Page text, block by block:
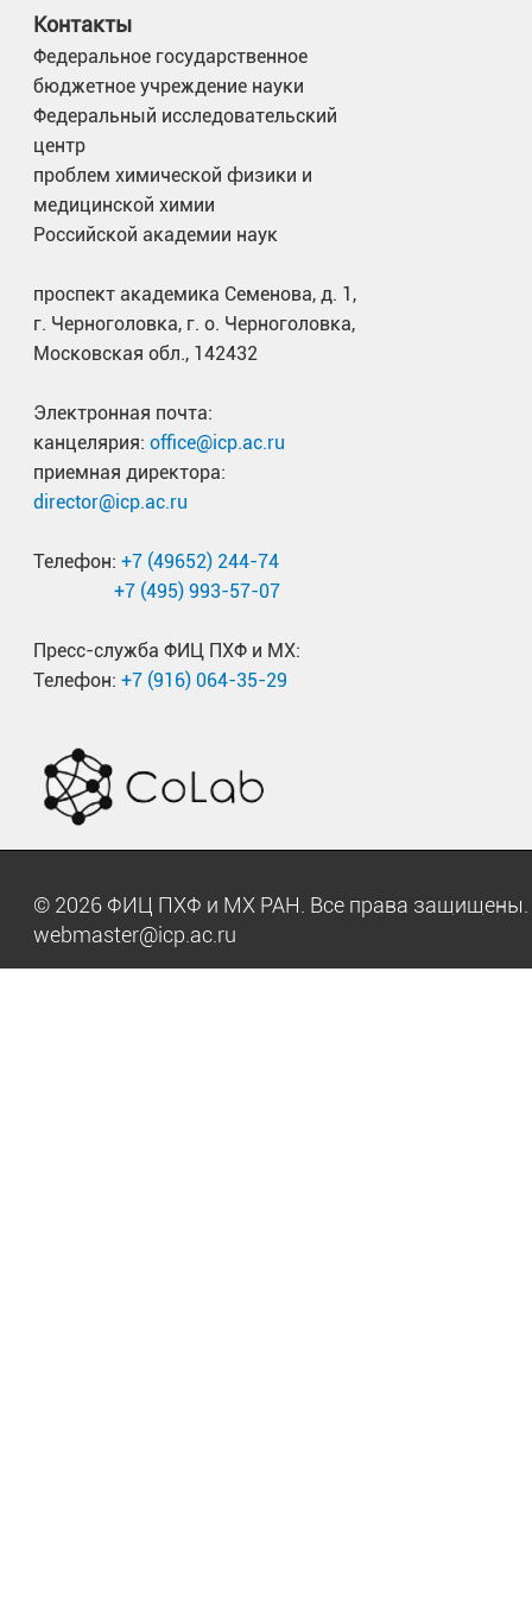
Контакты
Федеральное государственное
бюджетное учреждение науки
Федеральный исследовательский
центр
проблем химической физики и
медицинской химии
Российской академии наук
проспект академика Семенова, д. 1,
г. Черноголовка, г. о. Черноголовка,
Московская обл., 142432
Электронная почта:
канцелярия: office@icp.ac.ru
приемная директора:
director@icp.ac.ru
Телефон: +7 (49652) 244-74
+7 (495) 993-57-07
Пресс-служба ФИЦ ПХФ и МХ:
Телефон: +7 (916) 064-35-29
© 2026 ФИЦ ПХФ и МХ РАН. Все права
webmaster@icp.ac.ru